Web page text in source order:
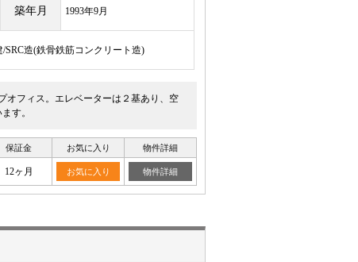
築年月 1993年9月
SRC造(鉄骨鉄筋コンクリート造)
オフィス。エレベーターは２基あり、空
す。
保証金 お気に入り 物件詳細
12ヶ月 お気に入り 物件詳細